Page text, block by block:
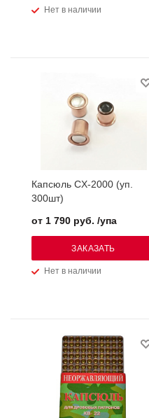
Нет в наличии
Капсюль CX-2000 (уп.
300шт)
Нет в наличии
от 1 790 руб. /упа
ЗАКАЗАТЬ